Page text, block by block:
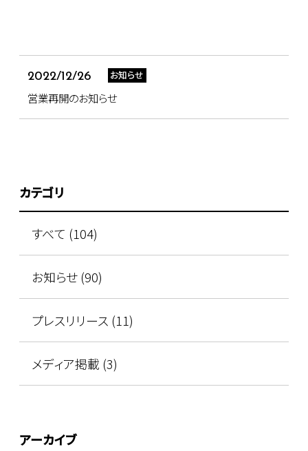
2022/12/26 お知らせ
営業再開のお知らせ
カテゴリ
すべて (104)
お知らせ (90)
プレスリリース (11)
メディア掲載 (3)
アーカイブ